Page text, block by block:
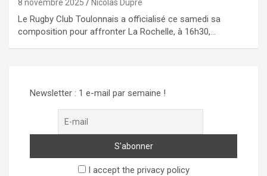
8 novembre 2025 Nicolas Dupre
Le Rugby Club Toulonnais a officialisé ce samedi sa
composition pour affronter La Rochelle, à 16h30,…
Newsletter : 1 e-mail par semaine !
I accept the privacy policy